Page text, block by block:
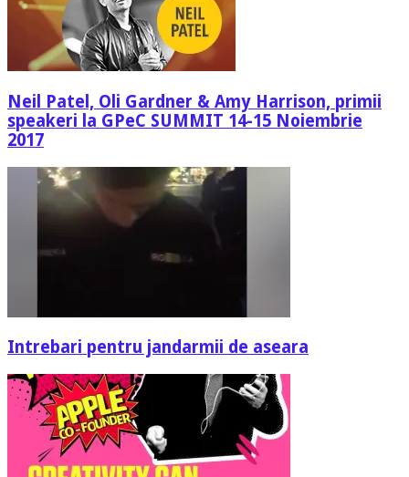
Neil Patel, Oli Gardner & Amy Harrison, primii
speakeri la GPeC SUMMIT 14-15 Noiembrie
2017
Intrebari pentru jandarmii de aseara